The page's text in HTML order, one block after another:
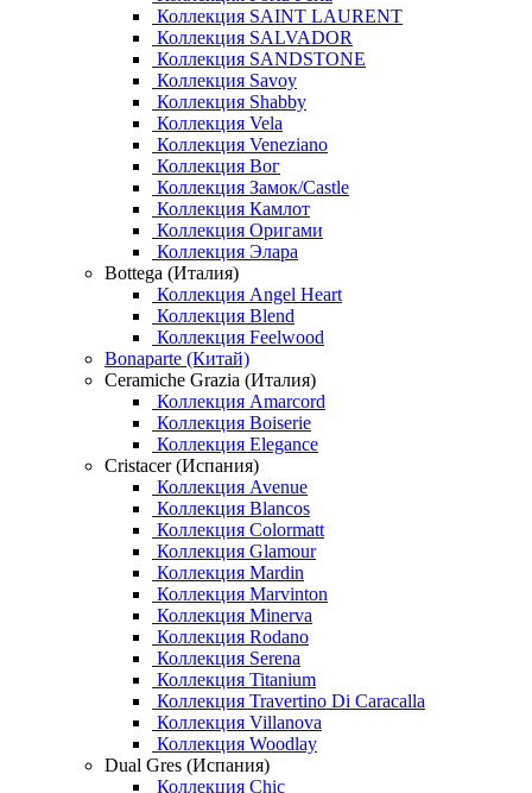
Коллекция SAINT LAURENT
Коллекция SALVADOR
Коллекция SANDSTONE
Коллекция Savoy
Коллекция Shabby
Коллекция Vela
Коллекция Veneziano
Коллекция Вог
Коллекция Замок/Castle
Коллекция Камлот
Коллекция Оригами
Коллекция Элара
Bottega (Италия)
Коллекция Angel Heart
Коллекция Blend
Коллекция Feelwood
Bonaparte (Китай)
Ceramiche Grazia (Италия)
Коллекция Amarcord
Коллекция Boiserie
Коллекция Elegance
Cristacer (Испания)
Коллекция Avenue
Коллекция Blancos
Коллекция Colormatt
Коллекция Glamour
Коллекция Mardin
Коллекция Marvinton
Коллекция Minerva
Коллекция Rodano
Коллекция Serena
Коллекция Titanium
Коллекция Travertino Di Caracalla
Коллекция Villanova
Коллекция Woodlay
Dual Gres (Испания)
Коллекция Chic